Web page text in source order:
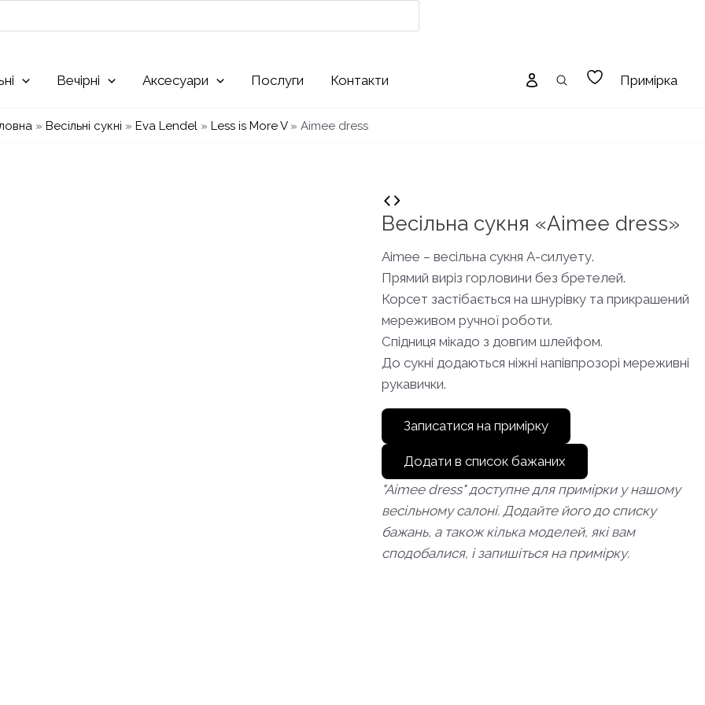
Вечірні Аксесуари Послуги Контакти Примірка
» Весільні сукні » Eva Lendel» Less is More V» Aimee dress
Весільна сукня «Aimee dress»
Aimee – весільна сукня А-силуету.
Прямий виріз горловини без бретелей.
Корсет застібається на шнурівку та прикрашений
мереживом ручної роботи.
Спідниця мікадо з довгим шлейфом.
До сукні додаються ніжні напівпрозорі мереживні
рукавички.
Записатися на примірку
Додати в список бажаних
"Aimee dress" доступне для примірки у нашому
весільному салоні. Додайте його до списку
бажань, а також кілька моделей, які вам
сподобалися, і запишіться на примірку.